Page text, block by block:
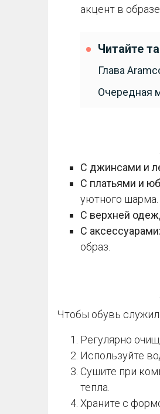
акцент в образе.
Читайте
Глава
Очередная
С джинсами и
С платьями и
уютного шарма.
С верхней
С аксессуарами:
образ.
Чтобы обувь
Регулярно
Используйте
Сушите при
тепла.
Храните с